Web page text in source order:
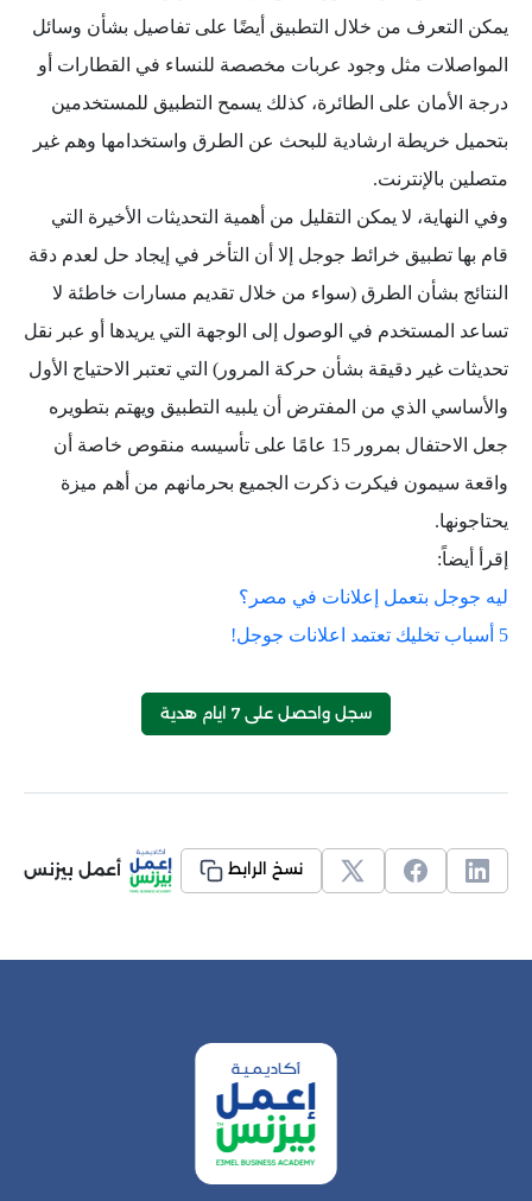
يمكن التعرف من خلال التطبيق أيضًا على تفاصيل بشأن وسائل
المواصلات مثل وجود عربات مخصصة للنساء في القطارات أو
درجة الأمان على الطائرة، كذلك يسمح التطبيق للمستخدمين
بتحميل خريطة ارشادية للبحث عن الطرق واستخدامها وهم غير
متصلين بالإنترنت.
وفي النهاية، لا يمكن التقليل من أهمية التحديثات الأخيرة التي
قام بها تطبيق خرائط جوجل إلا أن التأخر في إيجاد حل لعدم دقة
النتائج بشأن الطرق (سواء من خلال تقديم مسارات خاطئة لا
تساعد المستخدم في الوصول إلى الوجهة التي يريدها أو عبر نقل
تحديثات غير دقيقة بشأن حركة المرور) التي تعتبر الاحتياج الأول
والأساسي الذي من المفترض أن يلبيه التطبيق ويهتم بتطويره
جعل الاحتفال بمرور 15 عامًا على تأسيسه منقوص خاصة أن
واقعة سيمون فيكرت ذكرت الجميع بحرمانهم من أهم ميزة
يحتاجونها.
إقرأ أيضاً:
ليه جوجل بتعمل إعلانات في مصر؟
5 أسباب تخليك تعتمد اعلانات جوجل!
سجل واحصل على 7 ايام هدية
نسخ الرابط أعمل بيزنس